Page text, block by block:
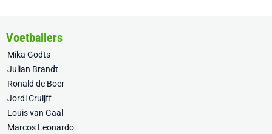
Voetballers
Mika Godts
Julian Brandt
Ronald de Boer
Jordi Cruijff
Louis van Gaal
Marcos Leonardo